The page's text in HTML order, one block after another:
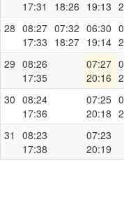
17:31
18:26 19:13
28 08:27
17:33
07:32
18:27
06:30
19:14
29 08:26
17:35
07:27
20:16
30 08:24
17:36
07:25
20:18
31
08:23
17:38
07:23
20:19